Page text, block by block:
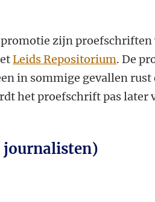
promotie zijn
Leids Repositorium. De
in sommige gevallen
het proefschrift pas later
journalisten)